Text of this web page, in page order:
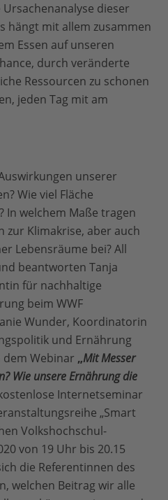
dieser
hängt mit allem zusammen
Essen auf unseren
durch veränderte
Ressourcen zu schonen
jeden Tag mit am
unserer
Wie viel Fläche
In welchem Maße tragen
zur Klimakrise, aber auch
Lebensräume bei? All
beantworten Tanja
für nachhaltige
beim WWF
Wunder, Koordinatorin
und Ernährung
Webinar „Mit Messer
Wie unsere Ernährung die
Internetseminar
„Smart
Volkshochschul-
von 19 Uhr bis 20.15
die Referentinnen des
welchen Beitrag wir alle